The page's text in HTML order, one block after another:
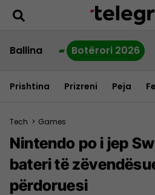
Ballina Botërori 2026
Prishtina Prizreni Peja
Tech > Games
Nintendo po i jep
bateri të
përdoruesi